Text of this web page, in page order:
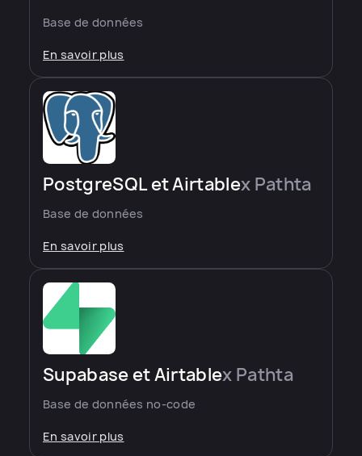
Base de données
En savoir plus
PostgreSQL et Airtablex Pathta
Base de données
En savoir plus
Supabase et Airtablex Pathta
Base de données no-code
En savoir plus